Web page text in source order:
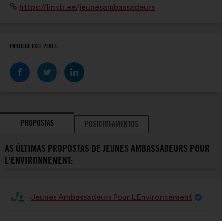
Wehrling, qui nous permet d'apprendre à agir et peser
Sítiohttps://linktr.ee/jeunesambassadeurs
PARTILHE ESTE PERFIL
PROPOSTAS POSICIONAMENTOS
AS ÚLTIMAS PROPOSTAS DE JEUNES AMBASSADEURS POUR
L'ENVIRONNEMENT:
PropostaJeunes Ambassadeurs Pour L'Environnement